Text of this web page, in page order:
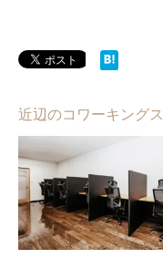
近辺のコワーキング